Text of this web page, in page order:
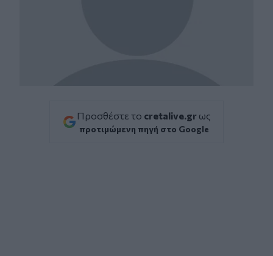
Προσθέστε το cretalive.gr ως
προτιμώμενη πηγή στο Google